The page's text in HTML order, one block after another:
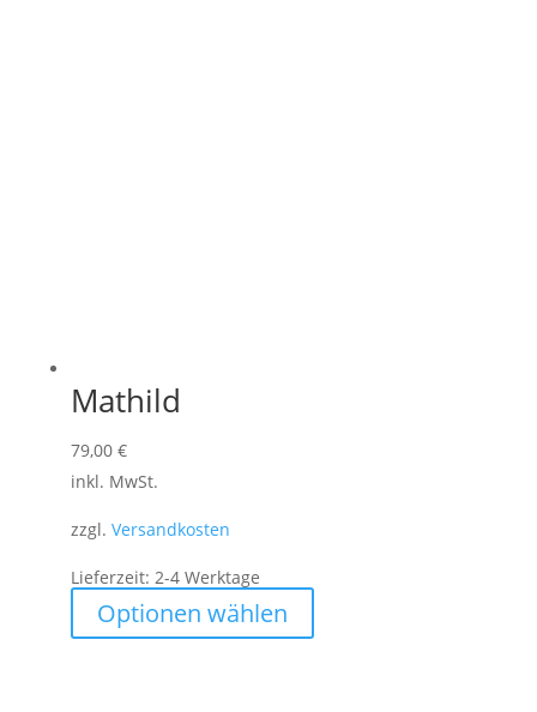
Mathild
79,00 €
inkl. MwSt.
zzgl. Versandkosten
Lieferzeit: 2-4 Werktage
Optionen wählen
Produkt